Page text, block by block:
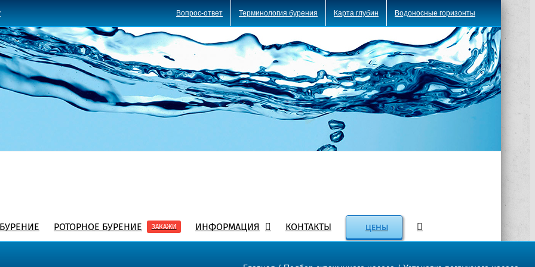
Вопрос-ответ Терминология бурения Карта глубин Водоносные горизонты
РОТОРНОЕ БУРЕНИЕ ЗАКАЖИ ИНФОРМАЦИЯ КОНТАКТЫ ЦЕНЫ